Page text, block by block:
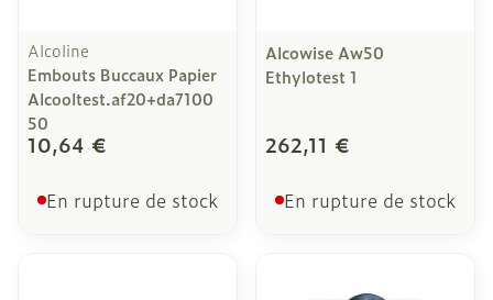
Alcoline
Embouts Buccaux Papier
Alcooltest.af20+da7100
50
10,64 €
En rupture de stock
Alcowise Aw50
Ethylotest 1
262,11 €
En rupture de stock